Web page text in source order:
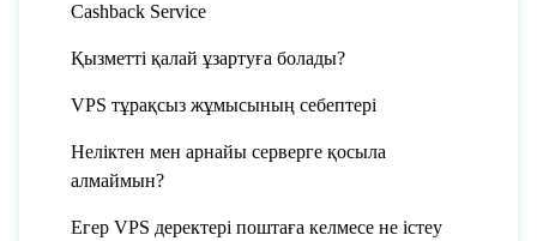
Cashback Service
Қызметті қалай ұзартуға болады?
VPS тұрақсыз жұмысының себептері
Неліктен мен арнайы серверге қосыла
алмаймын?
Егер VPS деректері поштаға келмесе не істеу